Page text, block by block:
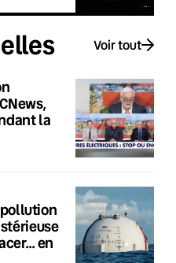
Voir tout
la
en